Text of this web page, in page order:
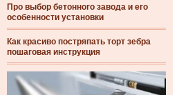
Про выбор бетонного завода и его
особенности установки
Как красиво постряпать торт зебра
пошаговая инструкция